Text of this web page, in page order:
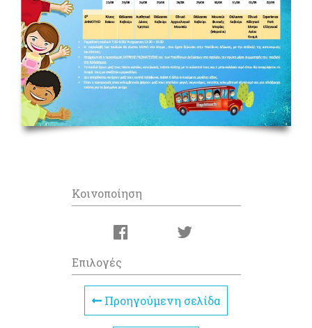
Κοινοποίηση
Επιλογές
Προηγούμενη σελίδα